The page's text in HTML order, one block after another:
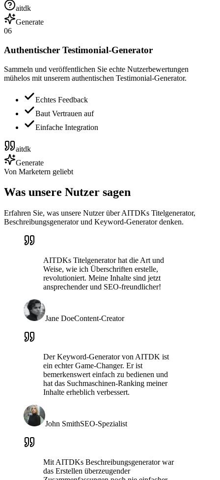
aitdk
Generate
06
Authentischer Testimonial-Generator
Sammeln und veröffentlichen Sie echte Nutzerbewertungen
mühelos mit unserem authentischen Testimonial-Generator.
Echtes Feedback
Baut Vertrauen auf
Einfache Integration
aitdk
Generate
Von Marketern geliebt
Was unsere Nutzer sagen
Erfahren Sie, was unsere Nutzer über AITDKs Titelgenerator,
Beschreibungsgenerator und Keyword-Generator denken.
AITDKs Titelgenerator hat die Art und
Weise, wie ich Überschriften erstelle,
revolutioniert. Meine Inhalte sind jetzt
ansprechender und SEO-freundlicher!
Jane DoeContent-Creator
Der Keyword-Generator von AITDK ist
ein echter Game-Changer. Er ist
bemerkenswert einfach zu bedienen und
hat das Suchmaschinen-Ranking meiner
Inhalte erheblich verbessert.
John SmithSEO-Spezialist
Mit AITDKs Beschreibungsgenerator war
das Erstellen überzeugender